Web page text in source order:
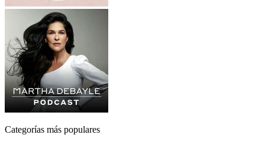
Categorías más populares